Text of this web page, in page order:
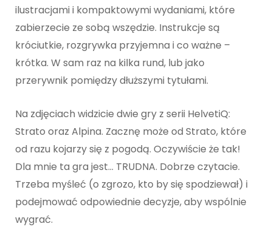
ilustracjami i kompaktowymi wydaniami, które
zabierzecie ze sobą wszędzie. Instrukcje są
króciutkie, rozgrywka przyjemna i co ważne –
krótka. W sam raz na kilka rund, lub jako
przerywnik pomiędzy dłuższymi tytułami.
Na zdjęciach widzicie dwie gry z serii HelvetiQ:
Strato oraz Alpina. Zacznę może od Strato, które
od razu kojarzy się z pogodą. Oczywiście że tak!
Dla mnie ta gra jest… TRUDNA. Dobrze czytacie.
Trzeba myśleć (o zgrozo, kto by się spodziewał) i
podejmować odpowiednie decyzje, aby wspólnie
wygrać.